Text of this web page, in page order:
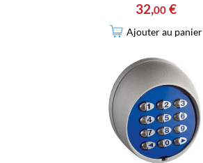
32,00 €
Ajouter au panier